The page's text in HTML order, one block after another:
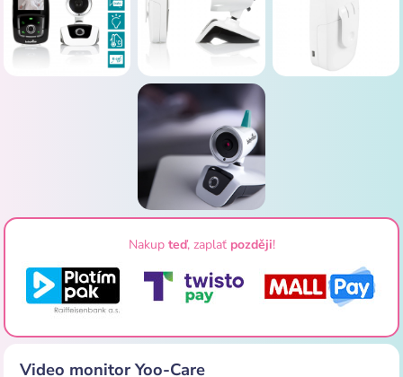
Nakup teď, zaplať později!
Video monitor Yoo-Care